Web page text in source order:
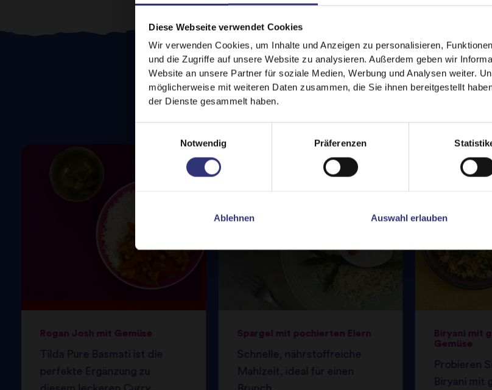
Diese Webseite verwendet Cookies
Wir verwenden Cookies, um Inhalte und Anzeigen zu personalisieren,
und die Zugriffe auf unsere Website zu analysieren. Außerdem geben wir
Website an unsere Partner für soziale Medien, Werbung und Analysen weiter.
möglicherweise mit weiteren Daten zusammen, die Sie ihnen bereitgestellt
der Dienste gesammelt haben.
Notwendig
Präferenzen
Ablehnen Auswahl erlauben
Empfohlene
Rogan Josh mit Gemüse
Tilda Pure Basmati ist die
perfekte Ergänzung zu
Spargel mit pochierten Eiern
Schnelle, nährstoffreiche
Mahlzeit, ideal für einen
Biryani mit
Gemüse
Probieren
Biryani mit
Stay on Deutschland